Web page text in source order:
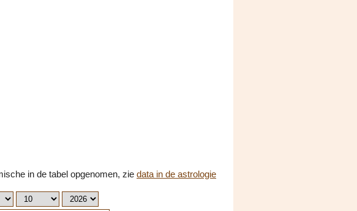
in de tabel opgenomen, zie data in de astrologie